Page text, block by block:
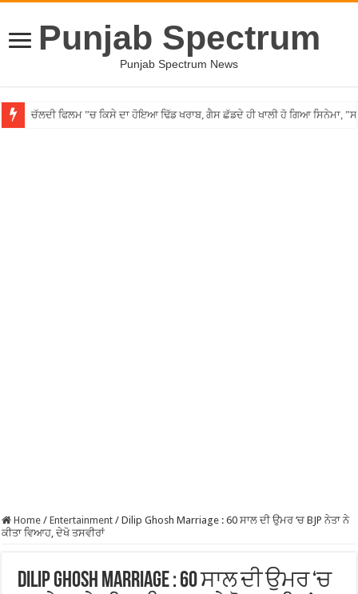
Punjab Spectrum
Punjab Spectrum News
ਚੱਲਦੀ ਫਿਲਮ ”ਚ ਕਿਸੇ ਦਾ ਹੋਇਆ ਢਿੱਡ ਖਰਾਬ, ਗੈਸ ਛੱਡਦੇ ਹੀ ਖਾਲੀ ਹੋ ਗਿਆ ਸਿਨੇਮਾ,
Home / Entertainment / Dilip Ghosh Marriage : 60 ਸਾਲ ਦੀ ਉਮਰ ‘ਚ BJP ਨੇਤਾ ਨੇ
ਕੀਤਾ ਵਿਆਹ, ਦੇਖੋ ਤਸਵੀਰਾਂ
Dilip Ghosh Marriage : 60 ਸਾਲ ਦੀ ਉਮਰ ‘ਚ